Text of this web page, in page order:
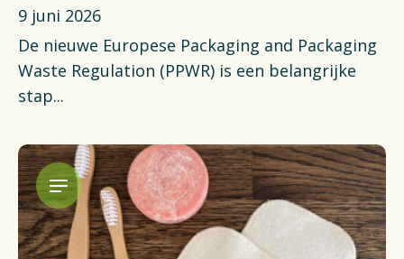
9 juni 2026
De nieuwe Europese Packaging and Packaging
Waste Regulation (PPWR) is een belangrijke
stap...